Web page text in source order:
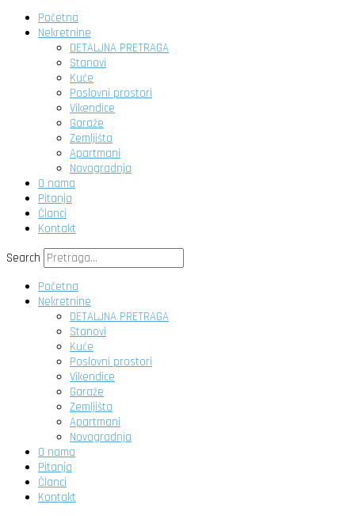
Početna
Nekretnine
DETALJNA PRETRAGA
Stanovi
Kuće
Poslovni prostori
Vikendice
Garaže
Zemljišta
Apartmani
Novogradnja
O nama
Pitanja
Članci
Kontakt
Search
Početna
Nekretnine
DETALJNA PRETRAGA
Stanovi
Kuće
Poslovni prostori
Vikendice
Garaže
Zemljišta
Apartmani
Novogradnja
O nama
Pitanja
Članci
Kontakt